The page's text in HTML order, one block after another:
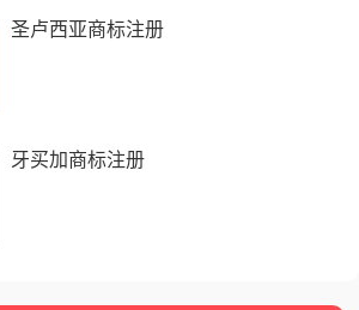
圣卢西亚商标注册
牙买加商标注册